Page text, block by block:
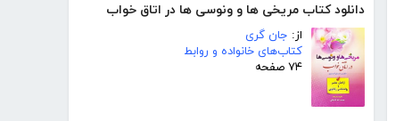
دانلود کتاب مریخی ها و ونوسی ها در اتاق خواب
از: جان گری
کتاب‌های خانواده و روابط
۷۴ صفحه